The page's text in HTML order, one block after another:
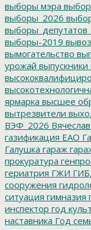
выборы мэра
выборы_2026
выборы-2019
вымогательство
урожай выпускники
ярмарка высшее
вытрезвители
ВЭФ_2026
газификация ЕАО
Галушка гараж
прокуратура
гериатрия ГЖИ
сооружения
ситуация гимназия
инспектор год
наставника Год